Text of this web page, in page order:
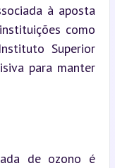
à aposta
como
Superior
para manter
de ozono é